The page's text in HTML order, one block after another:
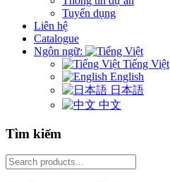
Tuyển dụng
Liên hệ
Catalogue
Ngôn ngữ:
Tiếng Việt
English
日本語
中文
Tìm kiếm
Search
for: